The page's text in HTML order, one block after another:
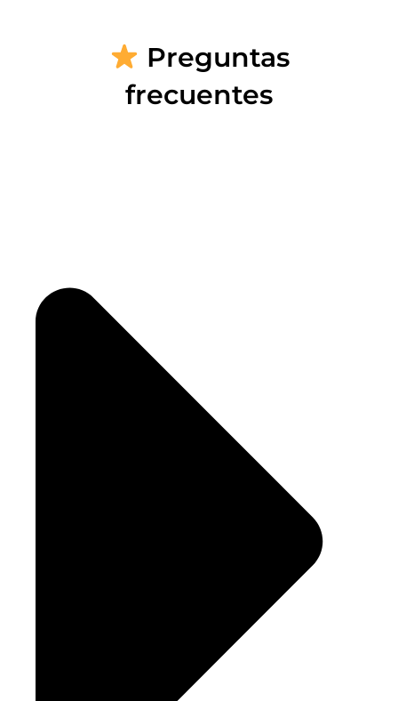
Preguntas
frecuentes